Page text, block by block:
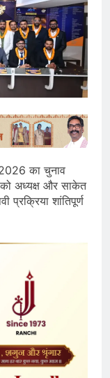
2026 का चुनाव
अध्यक्ष और साकेत
प्रक्रिया शांतिपूर्ण